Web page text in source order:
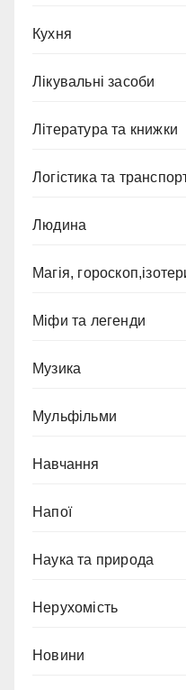
Кухня
Лікувальні засоби
Література та книжки
Логістика та
Людина
Магія,
Міфи та легенди
Музика
Мульфільми
Навчання
Напої
Наука та природа
Нерухомість
Новини